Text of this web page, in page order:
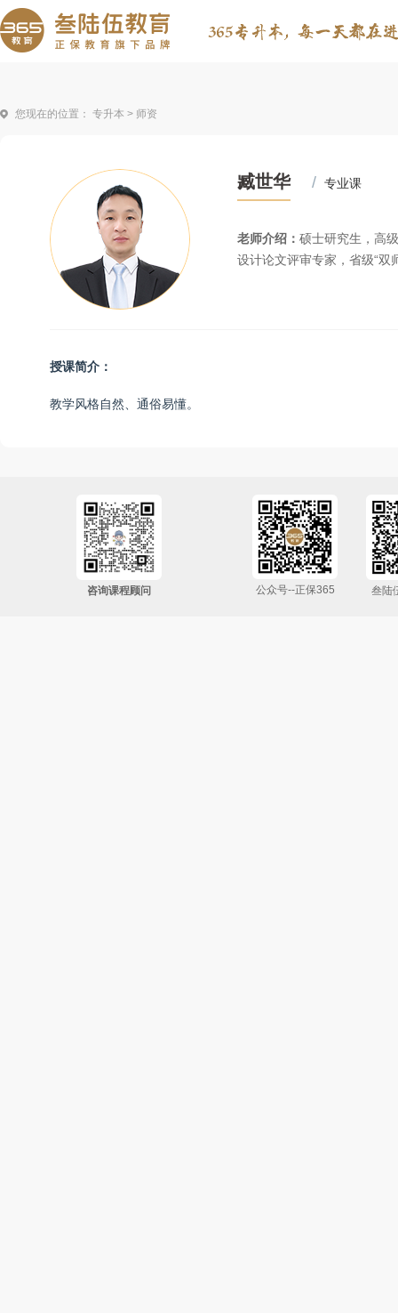
您现在的位置： 专升本 > 师资
臧世华 / 专业课
老师介绍： 硕士研究生，高
设计论文评审专家，省级“双
授课简介：
教学风格自然、通俗易懂。
咨询课程顾问 公众号--正保365 叁陆